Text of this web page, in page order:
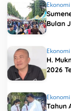
Ekonomi
Bulan
Ekonomi
H.
2026
Ekonomi
Tahun